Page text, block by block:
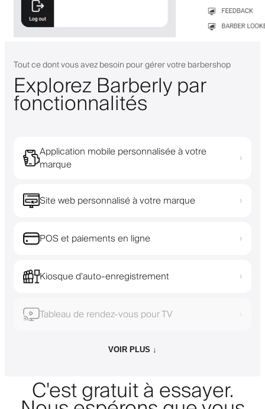
Tout ce dont vous avez besoin pour gérer votre barbershop
Explorez Barberly par
fonctionnalités
Application mobile personnalisée à votre
marque
›
Site web personnalisé à votre marque ›
POS et paiements en ligne ›
Kiosque d'auto-enregistrement ›
Tableau de rendez-vous pour TV ›
VOIR PLUS ↓
C'est gratuit à essayer.